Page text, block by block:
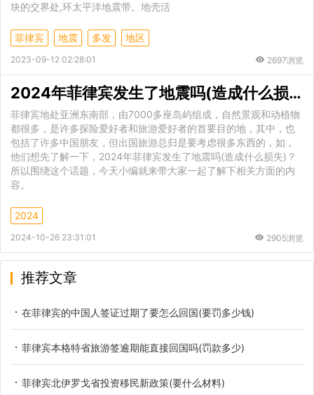
块的交界处,环太平洋地震带。地壳活
菲律宾 地震 多发 地区
2023-09-12 02:28:01 2697浏览
2024年菲律宾发生了地震吗(造成什么损失)
菲律宾地处亚洲东南部，由7000多座岛屿组成，自然景观和动植物
都很多，是许多探险爱好者和旅游爱好者的首要目的地，其中，也
包括了许多中国朋友，但出国旅游总归是要考虑很多东西的，如，
他们想先了解一下，2024年菲律宾发生了地震吗(造成什么损失)？
所以围绕这个话题，今天小编就来带大家一起了解下相关方面的内
容。
2024
2024-10-26 23:31:01 2905浏览
推荐文章
在菲律宾的中国人签证过期了要怎么回国(要罚多少钱)
菲律宾本格特省旅游签逾期能直接回国吗(罚款多少)
菲律宾北伊罗戈省投资移民新政策(要什么材料)